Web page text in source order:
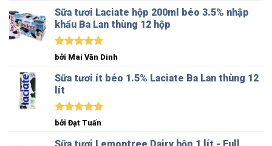
sao
Sữa tươi Laciate hộp 200ml béo 3.5% nhập
khẩu Ba Lan thùng 12 hộp
Được xếp
sao
bởi Mai Văn Dinh
Sữa tươi ít béo 1.5% Laciate Ba Lan thùng 12
lít
Được xếp
hạng
sao
bởi Đạt Tuấn
Sữa tươi Lemontree Dairy hộp 1 lít - Full